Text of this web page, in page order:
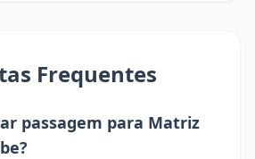
Frequentes
passagem para Matriz